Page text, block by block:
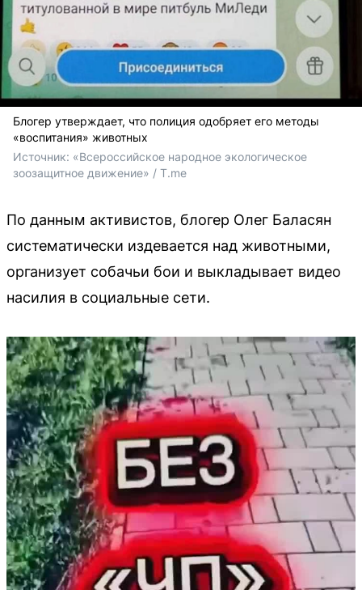
Блогер утверждает, что полиция одобряет его методы
«воспитания» животных
Источник: «Всероссийское народное экологическое
зоозащитное движение» / T.me
По данным активистов, блогер Олег Баласян
систематически издевается над животными,
организует собачьи бои и выкладывает видео
насилия в социальные сети.